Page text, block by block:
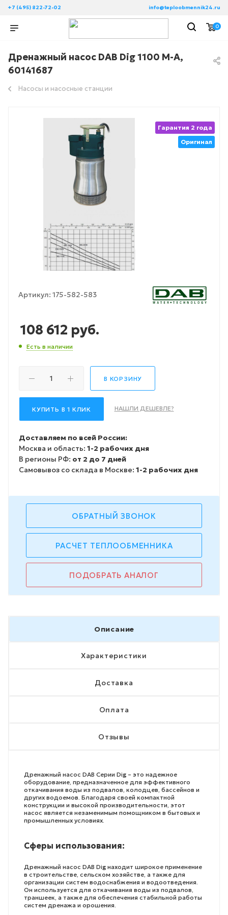
+7 (495) 822-72-02 info@teploobmennik24.ru
0
Дренажный насос DAB Dig 1100 M-A,
60141687
Насосы и насосные станции
Гарантия 2 года
Оригинал
Артикул: 175-582-583
108 612 руб.
Есть в наличии
В КОРЗИНУ
КУПИТЬ В 1 КЛИК НАШЛИ ДЕШЕВЛЕ?
Доставляем по всей России:
Москва и область: 1-2 рабочих дня
В регионы РФ: от 2 до 7 дней
Самовывоз со склада в Москве: 1-2 рабочих дня
ОБРАТНЫЙ ЗВОНОК
РАСЧЕТ ТЕПЛООБМЕННИКА
ПОДОБРАТЬ АНАЛОГ
Описание
Характеристики
Доставка
Оплата
Отзывы
Дренажный насос DAB Серии Dig – это надежное
оборудование, предназначенное для эффективного
откачивания воды из подвалов, колодцев, бассейнов и
других водоемов. Благодаря своей компактной
конструкции и высокой производительности, этот
насос является незаменимым помощником в бытовых и
промышленных условиях.
Сферы использования:
Дренажный насос DAB Dig находит широкое применение
в строительстве, сельском хозяйстве, а также для
организации систем водоснабжения и водоотведения.
Он используется для откачивания воды из подвалов,
траншеек, а также для обеспечения стабильной работы
систем дренажа и орошения.